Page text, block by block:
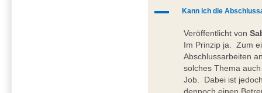
A Kann ich die
Veröffentlicht von
Im Prinzip ja. Zum
Abschlussarbeiten
solches Thema
Job. Dabei ist